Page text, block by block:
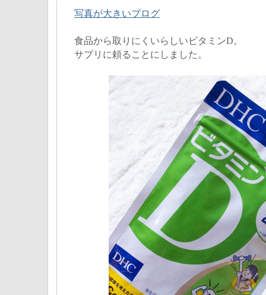
写真が大きいブログ
食品から取りにくいらしいビタミンD。
サプリに頼ることにしました。